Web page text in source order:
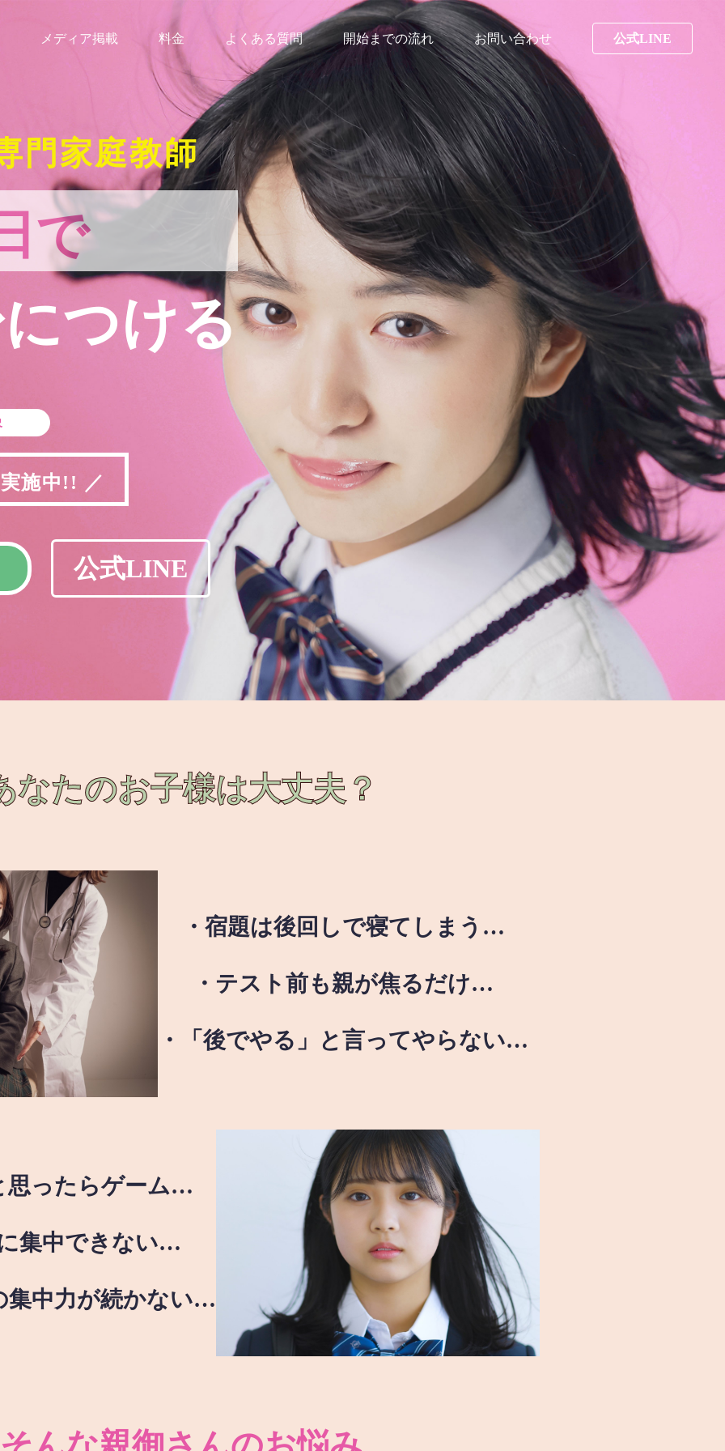
メディア掲載 料金 よくある質問 開始までの流れ お問い合わせ 公式LINE
門家庭教師
で
つける
施中!! ／
公式LINE
なたのお子様は大丈夫？
・宿題は後回しで寝てしまう…
・テスト前も親が焦るだけ…
・「後でやる」と言ってやらない…
思ったらゲーム…
集中できない…
集中力が続かない…